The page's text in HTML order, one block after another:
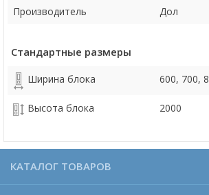
Производитель
Дол
Стандартные размеры
Ширина блока 600, 700,
Высота блока 2000
КАТАЛОГ ТОВАРОВ